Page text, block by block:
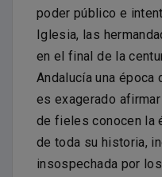
poder público e
Iglesia, las
en el final de la
Andalucía una época
es exagerado
de fieles conocen la
de toda su historia,
insospechada por